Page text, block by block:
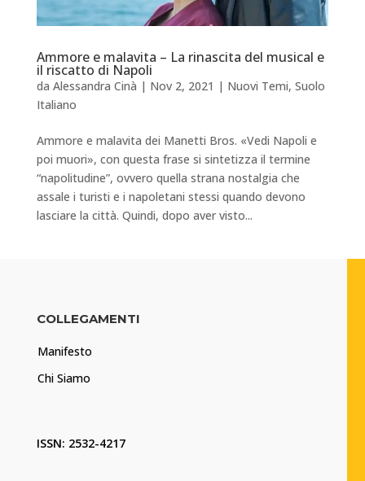
Ammore e malavita – La rinascita del musical e
il riscatto di Napoli
da Alessandra Cinà | Nov 2, 2021 | Nuovi Temi, Suolo
Italiano
Ammore e malavita dei Manetti Bros. «Vedi Napoli e
poi muori», con questa frase si sintetizza il termine
“napolitudine”, ovvero quella strana nostalgia che
assale i turisti e i napoletani stessi quando devono
lasciare la città. Quindi, dopo aver visto...
COLLEGAMENTI
Manifesto
Chi Siamo
ISSN: 2532-4217